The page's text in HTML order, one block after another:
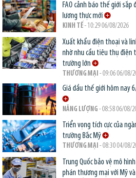
FAO cảnh báo thế giới
lương thực mới
KINH TẾ- 10:29 06/08/2026
Xuất khẩu điện thoại và
nhờ nhu cầu tiêu thụ điện
trường lớn
THƯƠNG MẠI - 09:06 06/08/
Giá dầu thế giới hôm nay
NĂNG LƯỢNG - 08:58 06/08/
Triển vọng tích cực của
trường Bắc Mỹ
THƯƠNG MẠI - 08:30 04/08/
Trung Quốc bảo vệ mô
phán thương mại với Mỹ và